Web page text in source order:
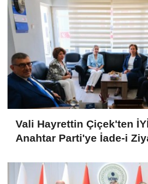
Vali Hayrettin Çiçek'ten
Anahtar Parti'ye İade-i